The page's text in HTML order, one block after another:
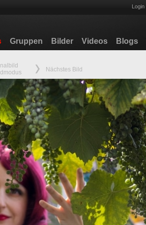
Login
Gruppen Bilder Videos Blogs
Nächstes Bild